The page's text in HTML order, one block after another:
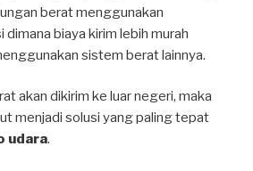
berat menggunakan
biaya kirim lebih murah
sistem berat lainnya.
akan dikirim ke luar negeri, maka
menjadi solusi yang paling tepat
udara.